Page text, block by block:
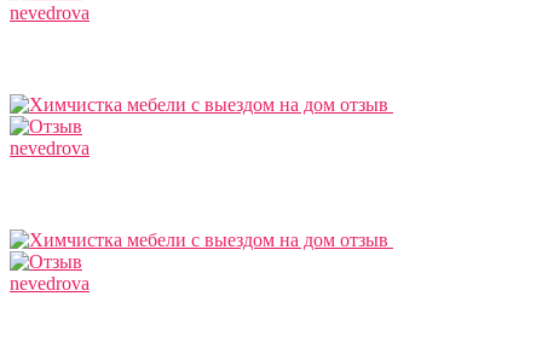
nevedrova
nevedrova
nevedrova